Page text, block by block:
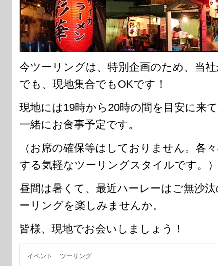
今ツーリングは、特別企画のため、当
でも、現地集合でもOKです！
現地には19時から20時の間を目安に来
一緒にお食事予定です。
（お席の確保等はしておりません。各
する気軽なツーリングスタイルです。）
昼間は暑くて、最近ハーレーはご無沙
ーリングを楽しみませんか。
皆様、現地でお会いしましょう！
イベント ツーリング